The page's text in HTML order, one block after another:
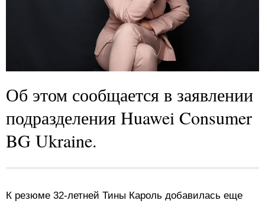
Об этом сообщается в заявлении
подразделения Huawei Consumer
BG Ukraine.
К резюме 32-летней Тины Кароль добавилась еще